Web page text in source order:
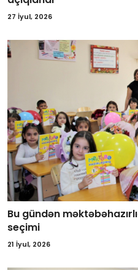
27 İyul, 2026
Bu gündən
seçimi
21 İyul, 2026